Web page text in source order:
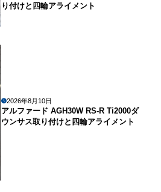
り付けと四輪アライメント
2026年8月10日
アルファード AGH30W RS-R Ti2000ダ
ウンサス取り付けと四輪アライメント